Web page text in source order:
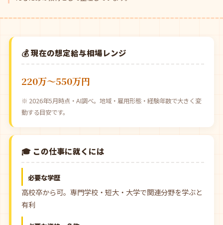
💰 現在の想定給与相場レンジ
220万〜550万円
※ 2026年5月時点・AI調べ。地域・雇用形態・経験年数で大きく変
動する目安です。
🎓 この仕事に就くには
必要な学歴
高校卒から可。専門学校・短大・大学で関連分野を学ぶと
有利